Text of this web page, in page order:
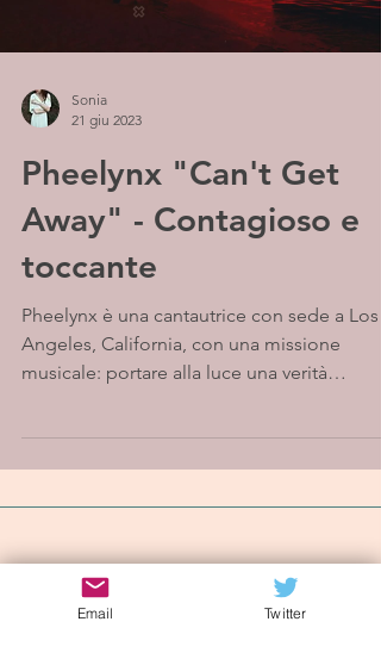
Sonia
21 giu 2023
Pheelynx "Can't Get
Away" - Contagioso e
toccante
Pheelynx è una cantautrice con sede a Los
Angeles, California, con una missione
musicale: portare alla luce una verità
Iscriviti alla mailing list
Email Twitter